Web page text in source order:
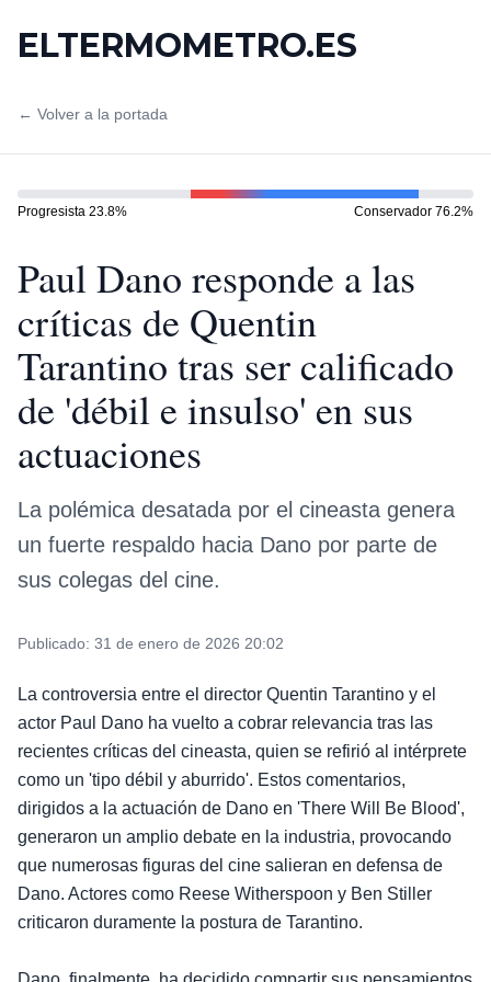
ELTERMOMETRO.ES
← Volver a la portada
Progresista 23.8% Conservador 76.2%
Paul Dano responde a las
críticas de Quentin
Tarantino tras ser calificado
de 'débil e insulso' en sus
actuaciones
La polémica desatada por el cineasta genera
un fuerte respaldo hacia Dano por parte de
sus colegas del cine.
Publicado: 31 de enero de 2026 20:02
La controversia entre el director Quentin Tarantino y el
actor Paul Dano ha vuelto a cobrar relevancia tras las
recientes críticas del cineasta, quien se refirió al intérprete
como un 'tipo débil y aburrido'. Estos comentarios,
dirigidos a la actuación de Dano en 'There Will Be Blood',
generaron un amplio debate en la industria, provocando
que numerosas figuras del cine salieran en defensa de
Dano. Actores como Reese Witherspoon y Ben Stiller
criticaron duramente la postura de Tarantino.